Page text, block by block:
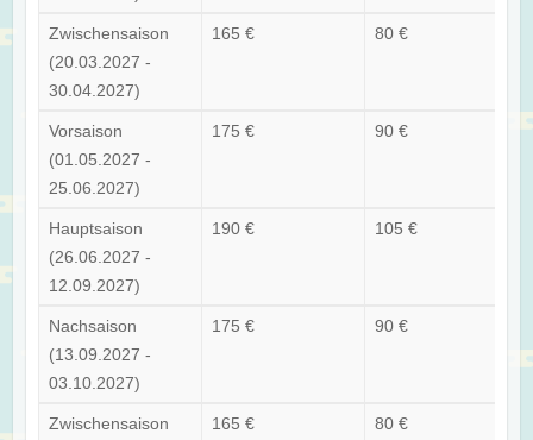
Zwischensaison
(20.03.2027 -
30.04.2027)
165 € 80 €
Vorsaison
(01.05.2027 -
25.06.2027)
175 € 90 €
Hauptsaison
(26.06.2027 -
12.09.2027)
190 € 105 €
Nachsaison
(13.09.2027 -
03.10.2027)
175 € 90 €
Zwischensaison
165 € 80 €